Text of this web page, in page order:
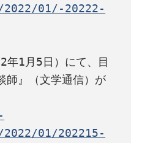
01/-20222-
年1月5日）にて、目
師』（文学通信）が
01/202215-